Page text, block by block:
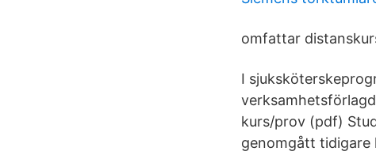
omfattar
I
kurs/prov (pdf)
genomgått tidigare